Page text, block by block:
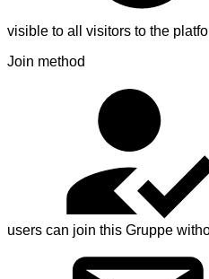
visible to all visitors to the
Join method
users can join this Gruppe